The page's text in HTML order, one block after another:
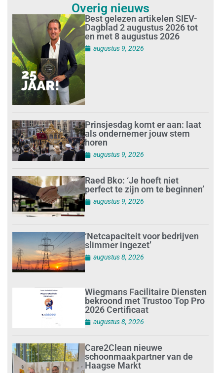
Overig nieuws
Best gelezen artikelen SIEV-
Dagblad 2 augustus 2026 tot
en met 8 augustus 2026
augustus 9, 2026
Prinsjesdag komt er aan: laat
als ondernemer jouw stem
horen
augustus 9, 2026
Raed Bko: ‘Je hoeft niet
perfect te zijn om te beginnen’
augustus 9, 2026
‘Netcapaciteit voor bedrijven
slimmer ingezet’
augustus 8, 2026
Wiegmans Facilitaire Diensten
bekroond met Trustoo Top Pro
2026 Certificaat
augustus 8, 2026
Care2Clean nieuwe
schoonmaakpartner van de
Haagse Markt